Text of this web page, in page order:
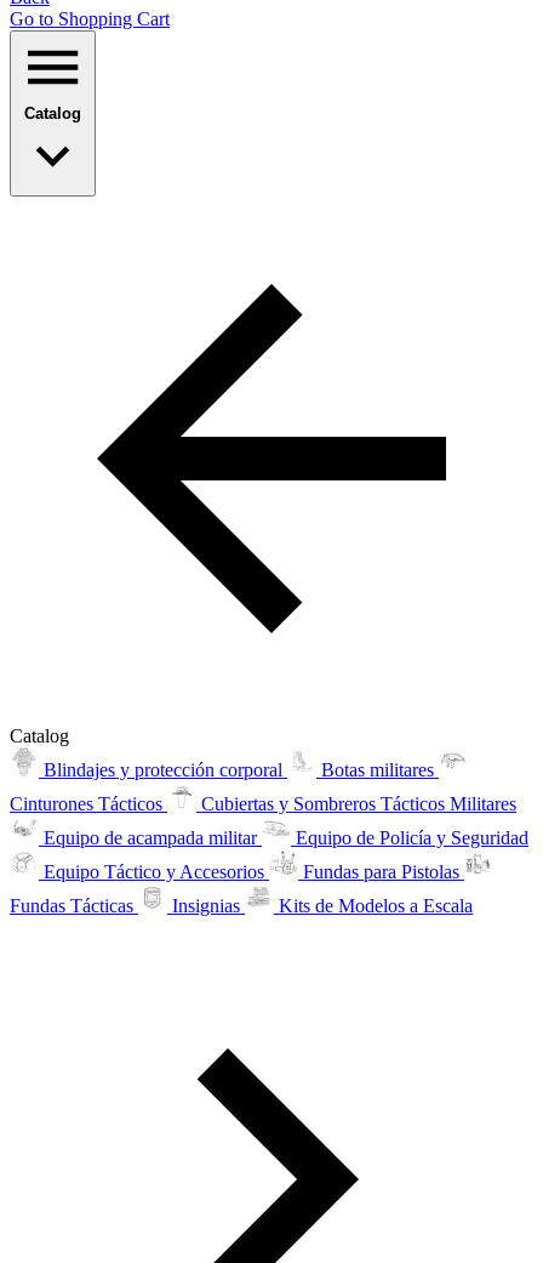
Go to Shopping Сart
Catalog
Catalog
Blindajes y protección corporal
Botas militares
Cinturones Tácticos
Cubiertas y Sombreros Tácticos Militares
Equipo de acampada militar
Equipo de Policía y Seguridad
Equipo Táctico y Accesorios
Fundas para Pistolas
Fundas Tácticas
Insignias Kits de Modelos a Escala